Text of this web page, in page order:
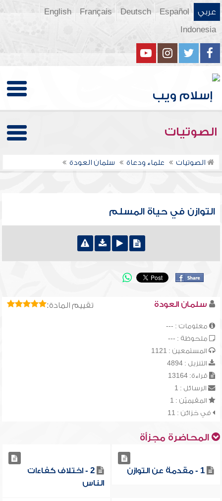
عربي Español
Deutsch
Français
English
Indonesia
الصوتيات
الصوتيات علماء ودعاة سلمان العودة
التوازن في حياة المسلم
تقييم المادة: سلمان العودة
معلومات : ---
ملحوظة : ---
المستمعين : 1121
التنزيل : 4894
قراءة: 13164
الرسائل : 1
المقيميّن : 1
في خزائن : 11
المحاضرة مجزأة
1 - مقدمة عن التوازن
2 - اختلاف كفاءات
الناس